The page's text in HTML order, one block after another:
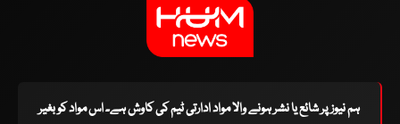
ہم نیوز پر شائع یا نشر ہونے والا مواد ادارتی ٹیم کی کاوش ہے۔ اس مواد کو بغیر